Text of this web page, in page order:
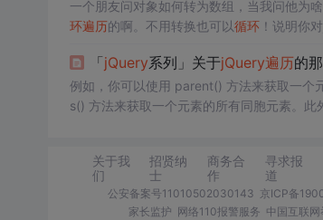
一个朋友问对象如何转为数组，当我问他为
环遍历的啊。不用转换也可以循环！说明你
「jQuery系列」关于jQuery遍历的
例如，你可以使用 parent() 方法来获取一个
s() 方法来获取一个元素的所有同胞元素。
关于我
们
招贤纳
士
商务合
作
寻求报
道
公安备案号11010502030143 京ICP备
家长监护 网络110报警服务 中国互联